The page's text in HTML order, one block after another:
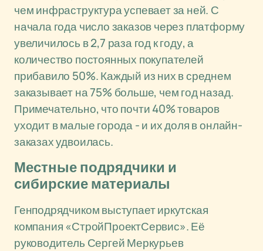
чем инфраструктура успевает за ней. С
начала года число заказов через платформу
увеличилось в 2,7 раза год к году, а
количество постоянных покупателей
прибавило 50%. Каждый из них в среднем
заказывает на 75% больше, чем год назад.
Примечательно, что почти 40% товаров
уходит в малые города - и их доля в онлайн-
заказах удвоилась.
Местные подрядчики и
сибирские материалы
Генподрядчиком выступает иркутская
компания «СтройПроектСервис». Её
руководитель Сергей Меркурьев